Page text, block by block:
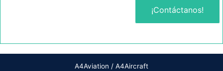
¡Contáctanos!
A4Aviation / A4Aircraft